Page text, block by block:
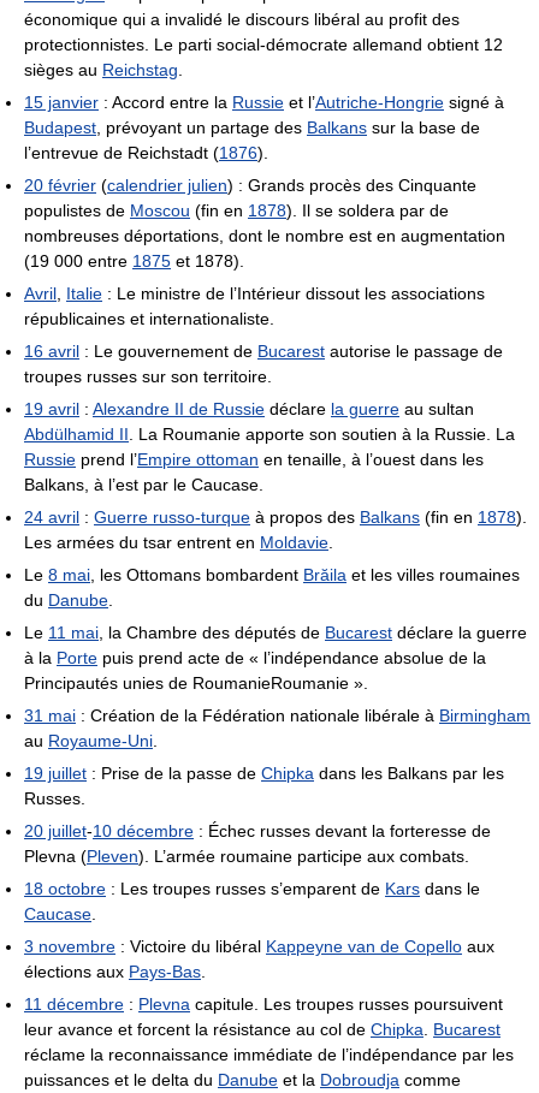
économique qui a invalidé le discours libéral au profit des
protectionnistes. Le parti social-démocrate allemand obtient 12
sièges au Reichstag
15 janvier : Accord entre la Russie et l’Autriche-Hongrie signé à
Budapest , prévoyant un partage des Balkans sur la base de
l’entrevue de Reichstadt (1876).
20 février (calendrier julien) : Grands procès des Cinquante
populistes de Moscou (fin en 1878). Il se soldera par de
nombreuses déportations, dont le nombre est en augmentation
(19 000 entre 1875 et 1878).
Avril Italie : Le ministre de l’Intérieur dissout les associations
républicaines et internationaliste.
16 avril : Le gouvernement de Bucarest autorise le passage de
troupes russes sur son territoire.
19 avril : Alexandre II de Russie déclare la guerre au sultan
Abdülhamid II . La Roumanie apporte son soutien à la Russie. La
Russie prend l’Empire ottoman en tenaille, à l’ouest dans les
Balkans, à l’est par le Caucase.
24 avril : Guerre russo-turque à propos des Balkans (fin en 1878).
Les armées du tsar entrent en Moldavie
Le 8 mai , les Ottomans bombardent Brăila et les villes roumaines
du Danube
Le 11 mai , la Chambre des députés de Bucarest déclare la guerre
à la Porte puis prend acte de « l’indépendance absolue de la
Principautés unies de RoumanieRoumanie ».
31 mai : Création de la Fédération nationale libérale à Birmingham
au Royaume-Uni
19 juillet : Prise de la passe de Chipka dans les Balkans par les
Russes.
20 juillet-10 décembre : Échec russes devant la forteresse de
Plevna (Pleven). L’armée roumaine participe aux combats.
18 octobre : Les troupes russes s’emparent de Kars dans le
Caucase
3 novembre : Victoire du libéral Kappeyne van de Copello aux
élections aux Pays-Bas
11 décembre : Plevna capitule. Les troupes russes poursuivent
leur avance et forcent la résistance au col de Chipka
Bucarest
réclame la reconnaissance immédiate de l’indépendance par les
puissances et le delta du Danube et la Dobroudja comme